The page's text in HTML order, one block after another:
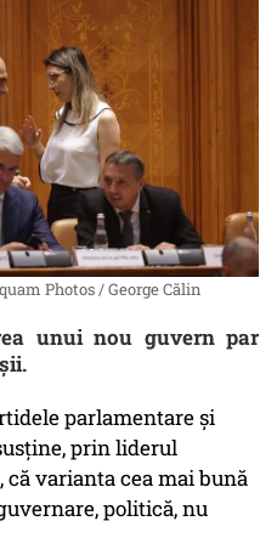
Photos / George Călin
unui nou guvern par
parlamentare și
prin liderul
că varianta cea mai bună
politică, nu